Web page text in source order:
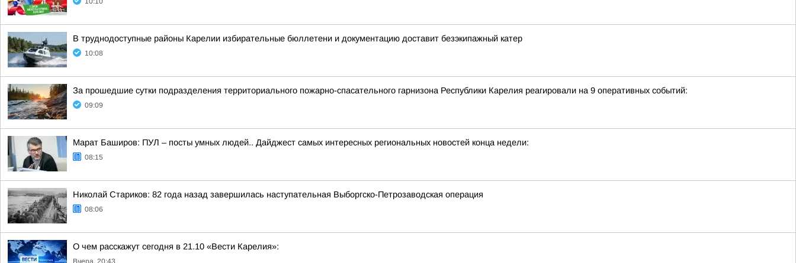
В труднодоступные районы Карелии избирательные бюллетени и документацию доставит безэкипажный катер
10:08
За прошедшие сутки подразделения территориального пожарно-спасательного гарнизона Республики Карелия реагировали на 9 оперативных событий:
09:09
Марат Баширов: ПУЛ – посты умных людей.. Дайджест самых интересных региональных новостей конца недели:
08:15
Николай Стариков: 82 года назад завершилась наступательная Выборгско-Петрозаводская операция
08:06
О чем расскажут сегодня в 21.10 «Вести Карелия»:
Вчера, 20:43